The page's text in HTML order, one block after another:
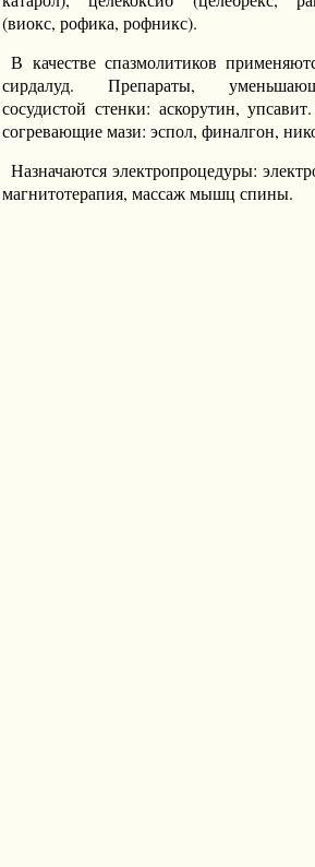
(виокс, рофика, рофникс).
В качестве спазмолитиков
сирдалуд. Препараты,
сосудистой стенки: аскорутин,
согревающие мази: эспол, финалгон,
Назначаются электропроцедуры:
магнитотерапия, массаж мышц спины.